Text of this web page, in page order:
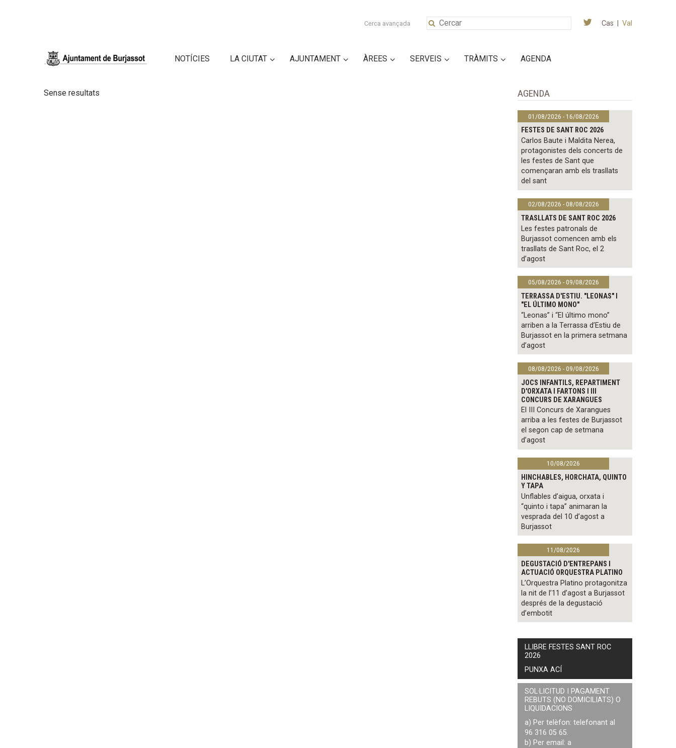
Cerca avançada Cas Val
NOTÍCIES LA CIUTAT AJUNTAMENT ÀREES SERVEIS TRÀMITS AGENDA
Sense resultats AGENDA
01/08/2026 - 16/08/2026
FESTES DE SANT ROC 2026
Carlos Baute i Maldita Nerea,
protagonistes dels concerts de
les festes de Sant que
començaran amb els trasllats
del sant
02/08/2026 - 08/08/2026
TRASLLATS DE SANT ROC 2026
Les festes patronals de
Burjassot comencen amb els
trasllats de Sant Roc, el 2
d’agost
05/08/2026 - 09/08/2026
TERRASSA D'ESTIU. "LEONAS" I
"EL ÚLTIMO MONO"
“Leonas” i “El último mono”
arriben a la Terrassa d’Estiu de
Burjassot en la primera setmana
d’agost
08/08/2026 - 09/08/2026
JOCS INFANTILS, REPARTIMENT
D'ORXATA I FARTONS I III
CONCURS DE XARANGUES
El III Concurs de Xarangues
arriba a les festes de Burjassot
el segon cap de setmana
d’agost
10/08/2026
HINCHABLES, HORCHATA, QUINTO
Y TAPA
Unflables d’aigua, orxata i
“quinto i tapa” animaran la
vesprada del 10 d’agost a
Burjassot
11/08/2026
DEGUSTACIÓ D'ENTREPANS I
ACTUACIÓ ORQUESTRA PLATINO
L’Orquestra Platino protagonitza
la nit de l’11 d’agost a Burjassot
després de la degustació
d’embotit
LLIBRE FESTES SANT ROC
2026
PUNXA ACÍ
SOL·LICITUD I PAGAMENT
REBUTS (NO DOMICILIATS) O
LIQUIDACIONS
a) Per telèfon: telefonant al
96 316 05 65.
b) Per email: a